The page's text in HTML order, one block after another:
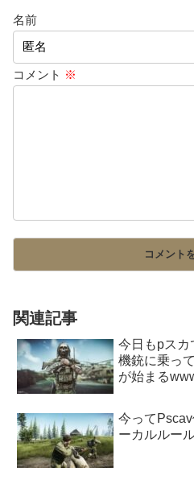
名前
コメント ※
関連記事
今日もpスカ
機銃に乗っ
が始まる
今って
ーカルルー